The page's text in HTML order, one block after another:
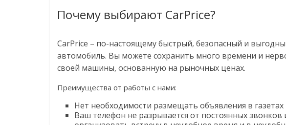
Почему выбирают CarPrice?
CarPrice – по-настоящему быстрый, безопасный и
автомобиль. Вы можете сохранить много времени и
своей машины, основанную на рыночных ценах.
Преимущества от работы с нами:
Нет необходимости размещать объявления в газетах
Ваш телефон не разрывается от постоянных